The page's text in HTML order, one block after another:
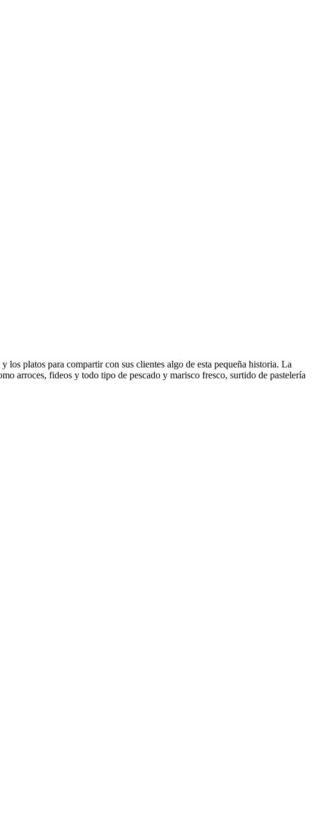
platos para compartir con sus clientes algo de esta pequeña historia. La
arroces, fideos y todo tipo de pescado y marisco fresco, surtido de pastelería